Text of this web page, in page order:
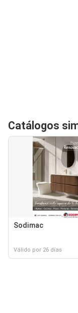
Catálogos
Sodimac
Válido por 26 días